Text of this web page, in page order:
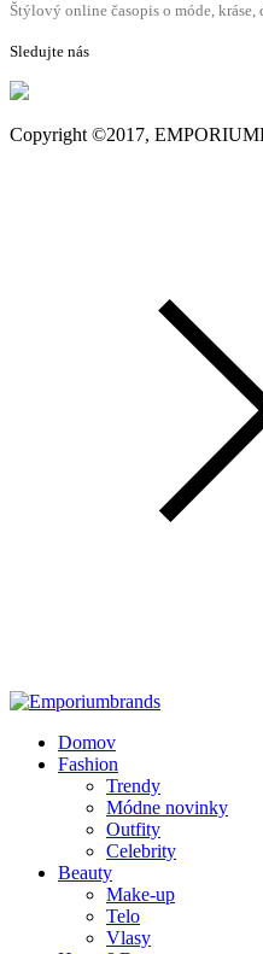
Štýlový online časopis o móde, kráse,
Sledujte nás
Copyright ©2017,
Domov
Fashion
Trendy
Módne novinky
Outfity
Celebrity
Beauty
Make-up
Telo
Vlasy